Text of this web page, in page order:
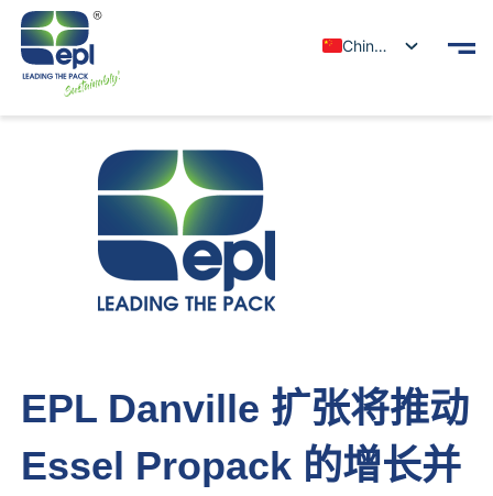
Chinese
EPL Danville 扩张将推动
Essel Propack 的增长并